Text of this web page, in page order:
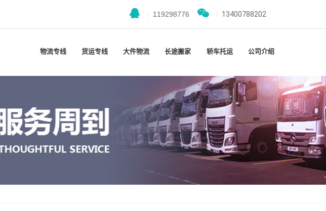
119298776 13400788202
物流专线 货运专线 大件物流 长途搬家 轿车托运 公司介绍